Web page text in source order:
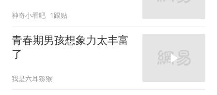
神奇小看吧 1跟贴
青春期男孩想象力太丰富
了
我是六耳猕猴